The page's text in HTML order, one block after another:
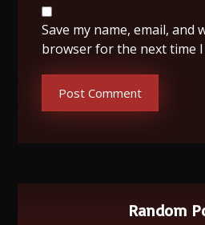
Save my name, email, and
browser for the next time I
Post Comment
Random